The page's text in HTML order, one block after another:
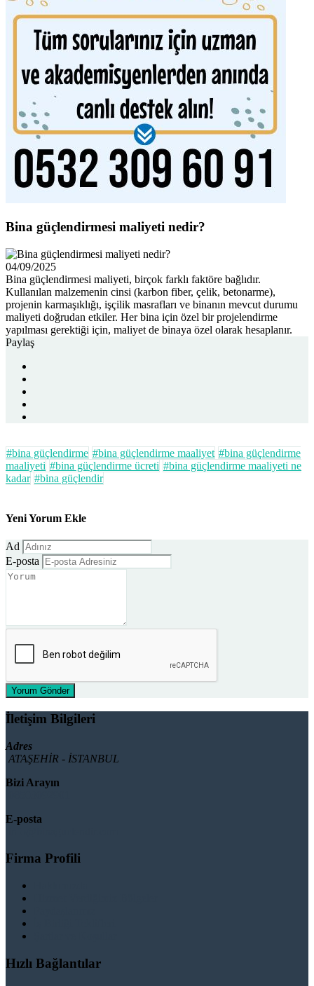
Bina güçlendirmesi maliyeti nedir?
04/09/2025
Bina güçlendirmesi maliyeti, birçok farklı faktöre bağlıdır.
Kullanılan malzemenin cinsi (karbon fiber, çelik, betonarme),
projenin karmaşıklığı, işçilik masrafları ve binanın mevcut durumu
maliyeti doğrudan etkiler. Her bina için özel bir projelendirme
yapılması gerektiği için, maliyet de binaya özel olarak hesaplanır.
Paylaş
#bina güçlendirme #bina güçlendirme maaliyet #bina güçlendirme
maaliyeti #bina güçlendirme ücreti #bina güçlendirme maaliyeti ne
kadar #bina güçlendir
Yeni Yorum Ekle
Ad
E-posta
Yorum Gönder
İletişim Bilgileri
Adres
ATAŞEHİR - İSTANBUL
Bizi Arayın
E-posta
Firma Profili
Hızlı Bağlantılar